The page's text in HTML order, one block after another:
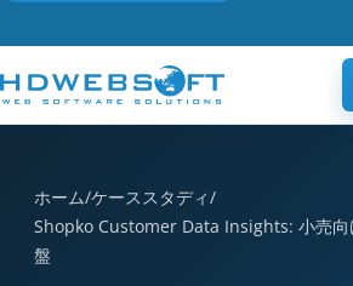
ホーム/ケーススタディ/
Shopko Customer Data Insights: 小売向
盤